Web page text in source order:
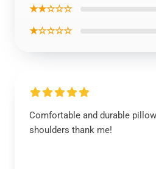
★★☆☆☆
★☆☆☆☆
Comfortable and durable
shoulders thank me!